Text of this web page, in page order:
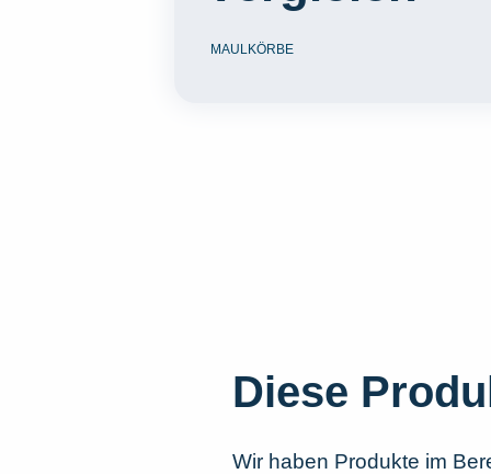
MAULKÖRBE
Diese
Wir haben Produkte im